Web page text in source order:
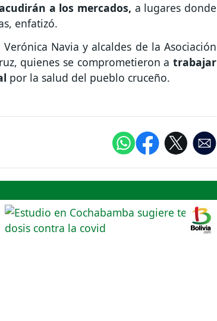
a los mercados, a lugares donde
enfatizó.
Navia y alcaldes de la Asociación
quienes se comprometieron a trabajar
por la salud del pueblo cruceño.